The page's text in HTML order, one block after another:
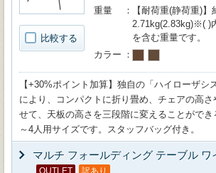
比較する
重量
【耐荷重(静荷重)】
2.71kg(2.83kg)※( )
を含む重量です。
カラー
【+30%ポイント加算】独自の「ハイローザシ
により、コンパクトに折り畳め、チェアの高
せて、天板の高さを三段階に変えることがで
～4人用サイズです。スタッフバッグ付き。
マルチ フォールディング テーブル ワ
OUTLET 訳あり